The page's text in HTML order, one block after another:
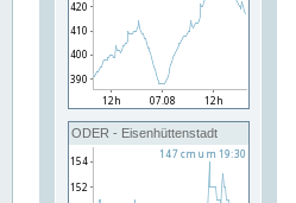
ODER - Eisenhüttenstadt